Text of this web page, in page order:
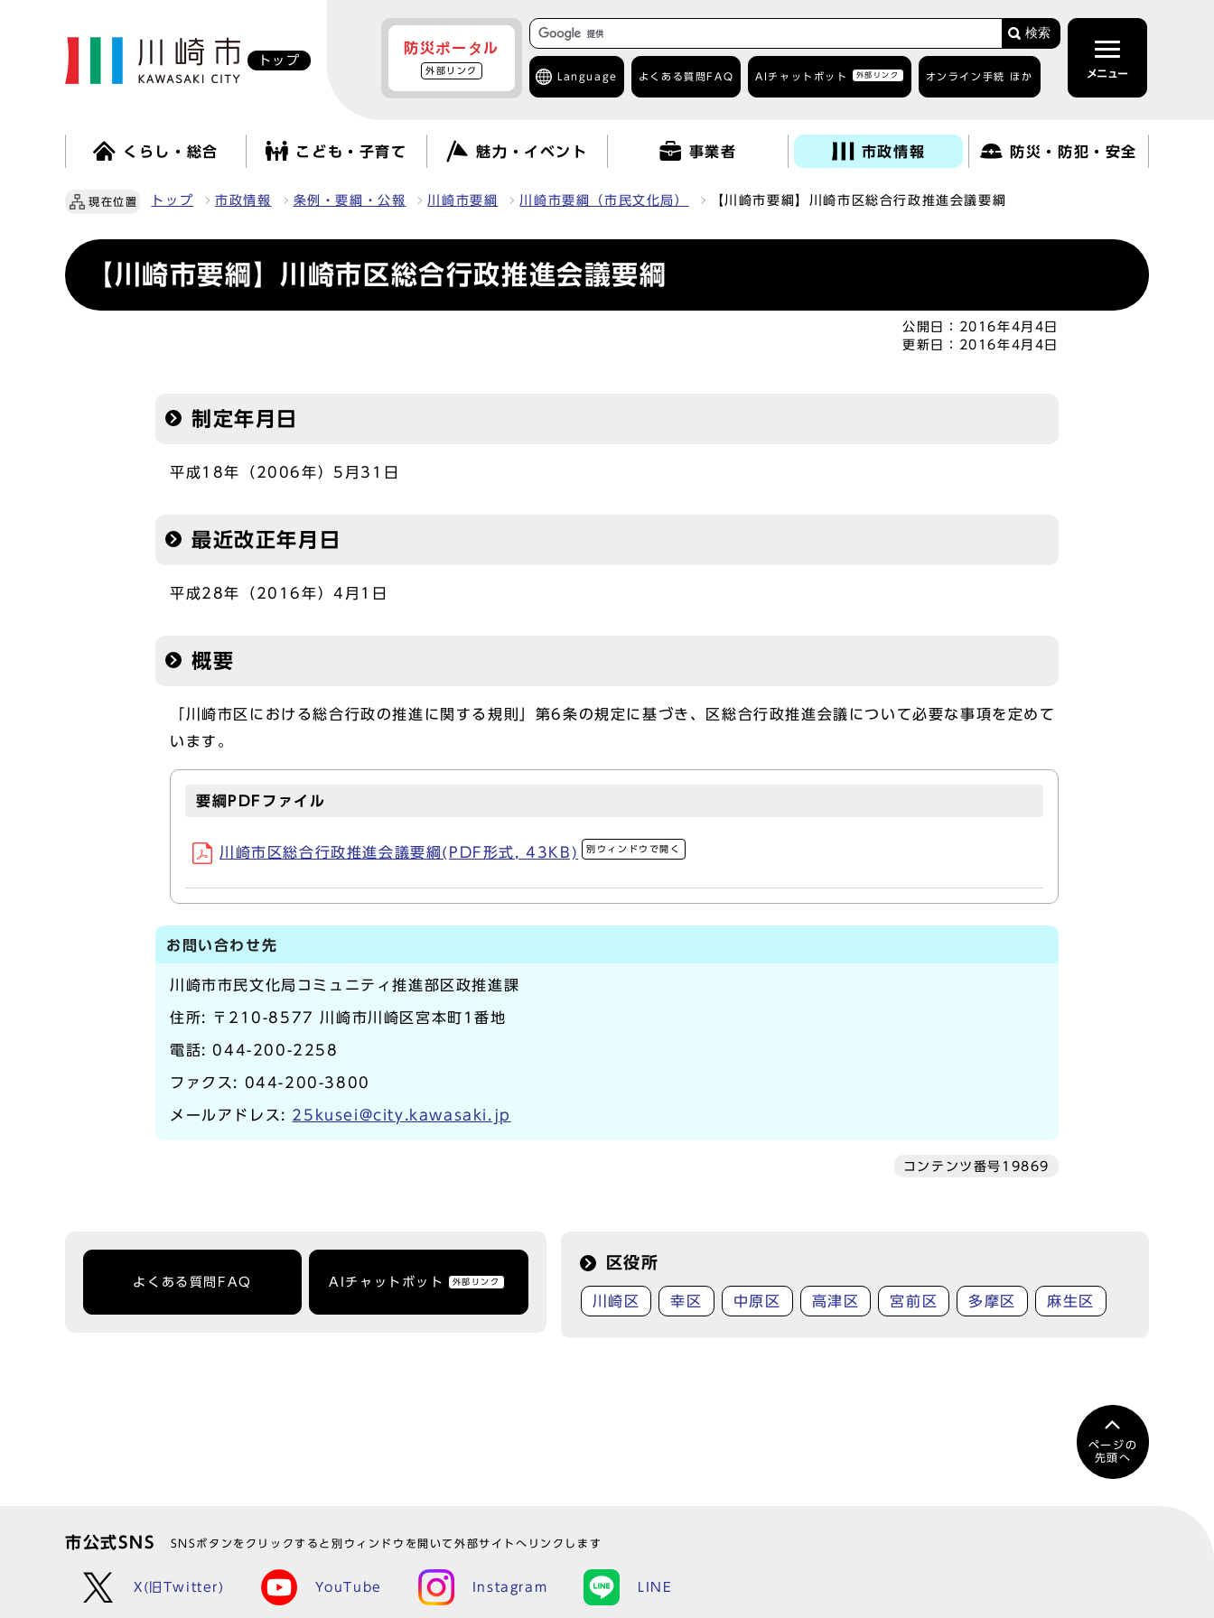
トップ
防災ポータル
外部リンク
検索
Language よくある質問 FAQ AIチャットボット 外部リンク オンライン手続 ほか メニュー
くらし・総合 こども・子育て 魅力・イベント 事業者 市政情報 防災・防犯・安全
現在位置 トップ 市政情報 条例・要綱・公報 川崎市要綱 川崎市要綱（市民文化局） 【川崎市要綱】川崎市区総合行政推進会議要綱
【川崎市要綱】川崎市区総合行政推進会議要綱
公開日：
2016年4月4日
更新日：
2016年4月4日
制定年月日
平成18年（2006年）5月31日
最近改正年月日
平成28年（2016年）4月1日
概要
「川崎市区における総合行政の推進に関する規則」第6条の規定に基づき、区総合行政推進会議について必要な事項を定めて
います。
要綱PDFファイル
川崎市区総合行政推進会議要綱(PDF形式, 43KB) 別ウィンドウで開く
お問い合わせ先
川崎市市民文化局コミュニティ推進部区政推進課
住所: 〒210-8577 川崎市川崎区宮本町1番地
電話: 044-200-2258
ファクス: 044-200-3800
メールアドレス: 25kusei@city.kawasaki.jp
コンテンツ番号19869
よくある質問FAQ AIチャットボット 外部リンク
区役所
川崎区 幸区 中原区 高津区 宮前区 多摩区 麻生区
ページの
先頭へ
市公式SNS SNSボタンをクリックすると別ウィンドウを開いて外部サイトへリンクします
X(旧Twitter) YouTube Instagram LINE